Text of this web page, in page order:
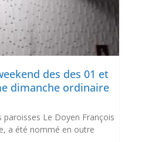
des des 01 et
dimanche ordinaire
Le Doyen François
a été nommé en outre